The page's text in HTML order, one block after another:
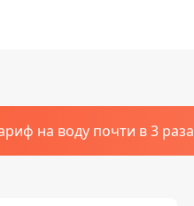
на воду почти в 3 раза